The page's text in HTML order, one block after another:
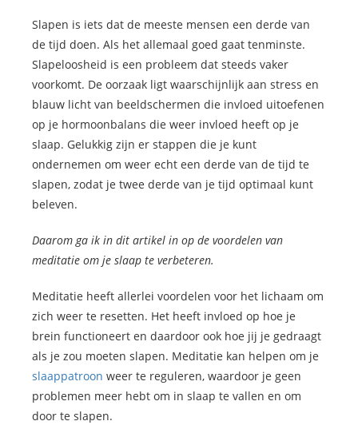
Slapen is iets dat de meeste mensen een derde van
de tijd doen. Als het allemaal goed gaat tenminste.
Slapeloosheid is een probleem dat steeds vaker
voorkomt. De oorzaak ligt waarschijnlijk aan stress en
blauw licht van beeldschermen die invloed uitoefenen
op je hormoonbalans die weer invloed heeft op je
slaap. Gelukkig zijn er stappen die je kunt
ondernemen om weer echt een derde van de tijd te
slapen, zodat je twee derde van je tijd optimaal kunt
beleven.
Daarom ga ik in dit artikel in op de voordelen van
meditatie om je slaap te verbeteren.
Meditatie heeft allerlei voordelen voor het lichaam om
zich weer te resetten. Het heeft invloed op hoe je
brein functioneert en daardoor ook hoe jij je gedraagt
als je zou moeten slapen. Meditatie kan helpen om je
slaappatroon weer te reguleren, waardoor je geen
problemen meer hebt om in slaap te vallen en om
door te slapen.